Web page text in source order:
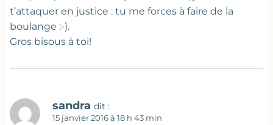
t’attaquer en justice : tu me forces à faire de la
boulange :-).
Gros bisous à toi!
sandra dit :
15 janvier 2016 à 18 h 43 min